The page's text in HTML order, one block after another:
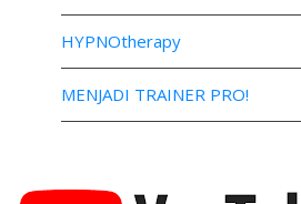
HYPNOtherapy
MENJADI TRAINER PRO!